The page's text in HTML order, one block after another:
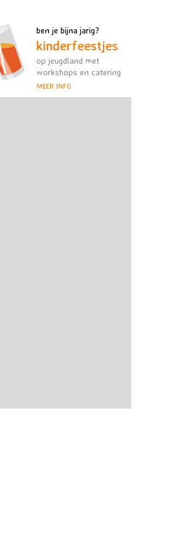
ben je bijna jarig?
kinderfeestjes
op jeugdland met
workshops en catering
MEER INFO